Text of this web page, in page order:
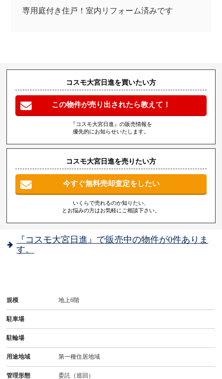
専用庭付き住戸！室内リフォーム済みです
コスモ大宮日進を買いたい方
この物件が売り出されたら教えて！
『コスモ大宮日進』の販売情報を
優先的にお知らせいたします。
コスモ大宮日進を売りたい方
今すぐ無料売却査定をしたい
いくらで売れるのか知りたい、
とお悩みの方はお気軽にご相談下さい。
『コスモ大宮日進』で販売中の物件が0件ありま
す。
規模 地上6階
駐車場
駐輪場
用途地域 第一種住居地域
管理形態 委託（巡回）